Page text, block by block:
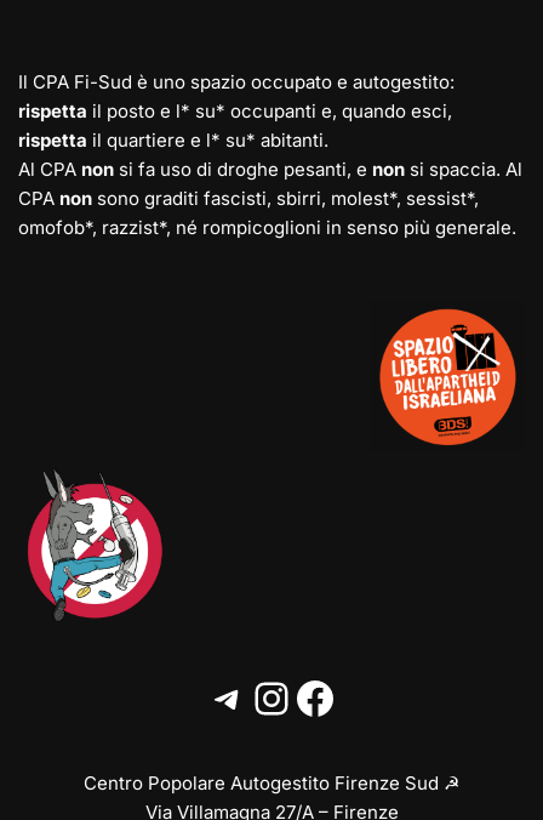
Il CPA Fi-Sud è uno spazio occupato e autogestito:
rispetta il posto e l* su* occupanti e, quando esci,
rispetta il quartiere e l* su* abitanti.
Al CPA non si fa uso di droghe pesanti, e non si spaccia. Al
CPA non sono graditi fascisti, sbirri, molest*, sessist*,
omofob*, razzist*, né rompicoglioni in senso più generale.
Centro Popolare Autogestito Firenze Sud ☭
Via Villamagna 27/A – Firenze